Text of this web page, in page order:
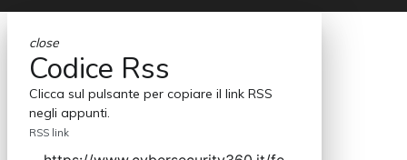
close
Codice Rss
Clicca sul pulsante per copiare il link RSS
negli appunti.
RSS link